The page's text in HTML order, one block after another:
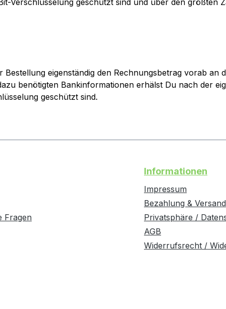
Verschlüsselung geschützt sind und über den größten
eigenständig den Rechnungsbetrag vorab an
benötigten Bankinformationen erhälst Du nach der
geschützt sind.
Fragen
Informationen
Impressum
Bezahlung & Versand
Privatsphäre /
AGB
Widerrufsrecht /